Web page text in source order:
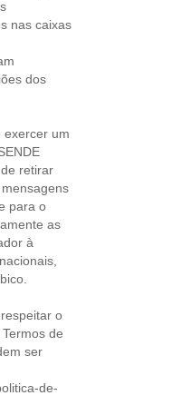
nas caixas
dos
exercer um
retirar
para o
as
à
o
de
ser
de-